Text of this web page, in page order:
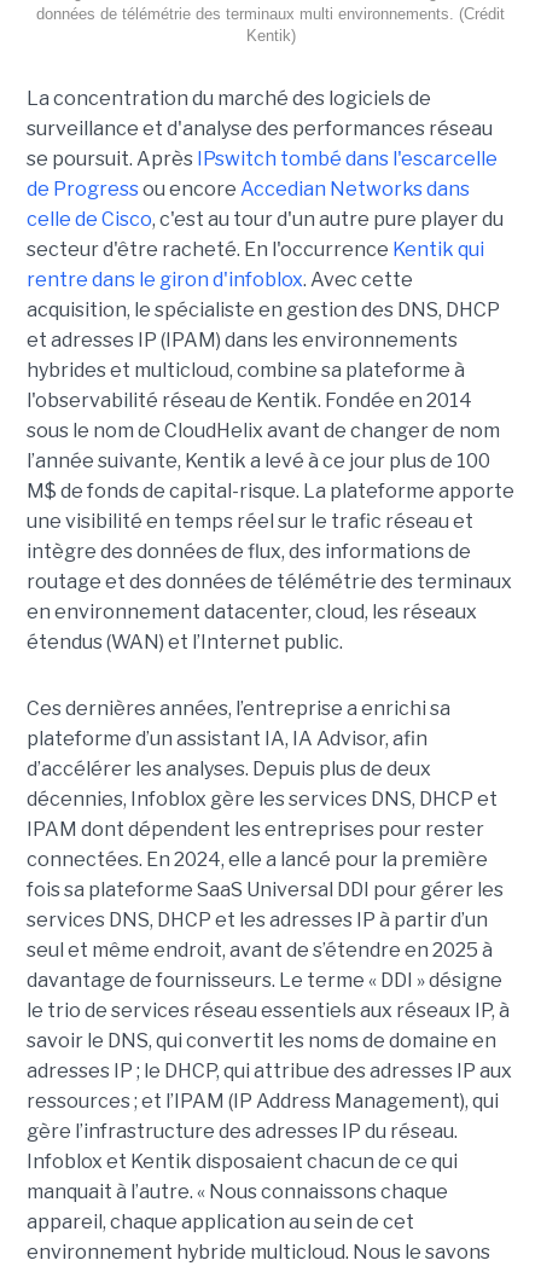
données de télémétrie des terminaux multi environnements. (Crédit
Kentik)
La concentration du marché des logiciels de
surveillance et d'analyse des performances réseau
se poursuit. Après IPswitch tombé dans l'escarcelle
de Progressou encore Accedian Networks dans
celle de Cisco, c'est au tour d'un autre pure player du
secteur d'être racheté. En l'occurrence Kentik qui
rentre dans le giron d'infoblox. Avec cette
acquisition, le spécialiste en gestion des DNS, DHCP
et adresses IP (IPAM) dans les environnements
hybrides et multicloud, combine sa plateforme à
l'observabilité réseau de Kentik. Fondée en 2014
sous le nom de CloudHelix avant de changer de nom
l’année suivante, Kentik a levé à ce jour plus de 100
M$ de fonds de capital-risque. La plateforme apporte
une visibilité en temps réel sur le trafic réseau et
intègre des données de flux, des informations de
routage et des données de télémétrie des terminaux
en environnement datacenter, cloud, les réseaux
étendus (WAN) et l’Internet public.
Ces dernières années, l’entreprise a enrichi sa
plateforme d’un assistant IA, IA Advisor, afin
d’accélérer les analyses. Depuis plus de deux
décennies, Infoblox gère les services DNS, DHCP et
IPAM dont dépendent les entreprises pour rester
connectées. En 2024, elle a lancé pour la première
fois sa plateforme SaaS Universal DDI pour gérer les
services DNS, DHCP et les adresses IP à partir d’un
seul et même endroit, avant de s’étendre en 2025 à
davantage de fournisseurs. Le terme « DDI » désigne
le trio de services réseau essentiels aux réseaux IP, à
savoir le DNS, qui convertit les noms de domaine en
adresses IP ; le DHCP, qui attribue des adresses IP aux
ressources ; et l’IPAM (IP Address Management), qui
gère l’infrastructure des adresses IP du réseau.
Infoblox et Kentik disposaient chacun de ce qui
manquait à l’autre. « Nous connaissons chaque
appareil, chaque application au sein de cet
environnement hybride multicloud. Nous le savons